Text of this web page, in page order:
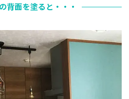
背面を塗ると・・・